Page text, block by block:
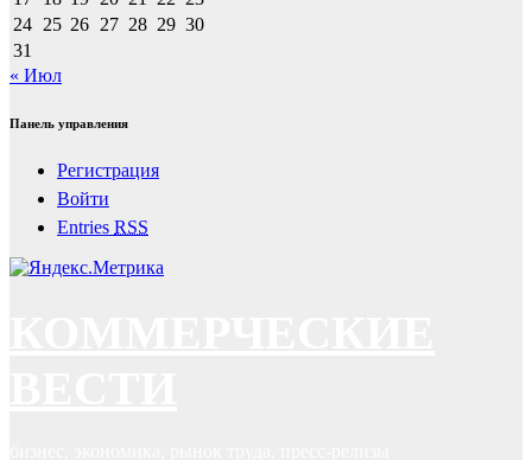
24 25 26 27 28 29 30
31
« Июл
Панель управления
Регистрация
Войти
Entries RSS